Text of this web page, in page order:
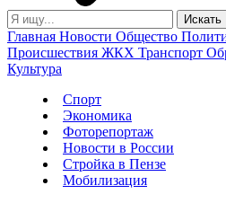
Главная Новости Общество
Происшествия ЖКХ Транспорт
Культура
Спорт
Экономика
Фоторепортаж
Новости в России
Стройка в Пензе
Мобилизация